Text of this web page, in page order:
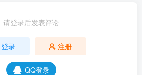
请登录后发表评论
登录 注册
QQ登录